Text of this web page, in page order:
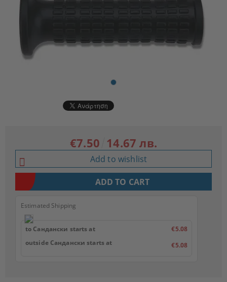
€7.50 14.67 лв.
Add to wishlist
Estimated Shipping
to Сандански starts at
€5.08
outside Сандански starts at
€5.08